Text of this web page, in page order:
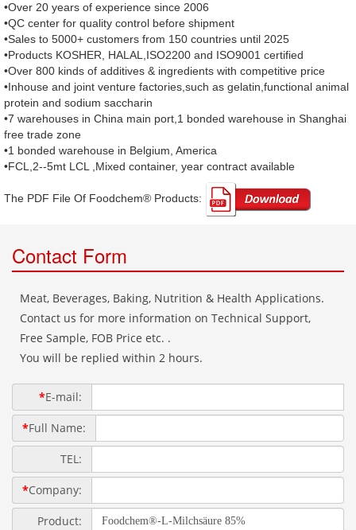
•Over 20 years of experience since 2006
•QC center for quality control before shipment
•Sales to 5000+ customers from 150 countries until 2025
•Products KOSHER, HALAL,ISO2200 and ISO9001 certified
•Over 800 kinds of additives & ingredients with competitive price
•Inhouse and joint venture factories,such as gelatin,functional animal
protein and sodium saccharin
•7 warehouses in China main port,1 bonded warehouse in Shanghai
free trade zone
•1 bonded warehouse in Belgium, America
•FCL,2--5mt LCL ,Mixed container, year contract available
The PDF File Of Foodchem® Products: